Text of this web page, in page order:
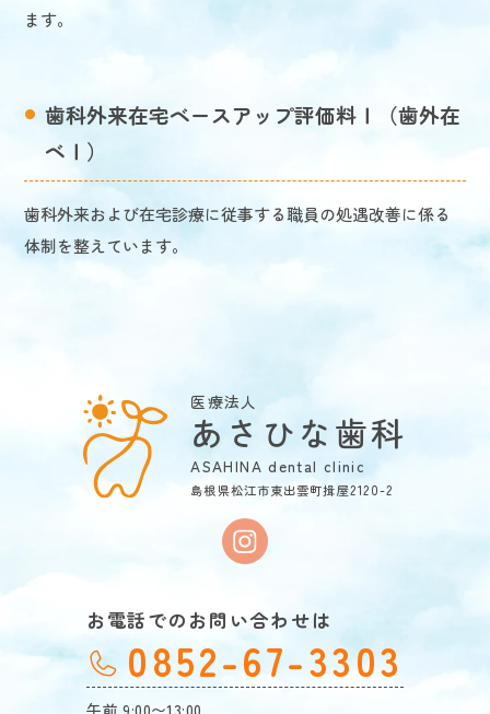
ます。
歯科外来在宅ベースアップ評価料Ⅰ（歯外在
ベⅠ）
歯科外来および在宅診療に従事する職員の処遇改善に係る
体制を整えています。
医療法人
あさひな歯科
ASAHINA dental clinic
島根県松江市東出雲町揖屋2120-2
お電話でのお問い合わせは
0852-67-3303
午前 9:00〜13:00